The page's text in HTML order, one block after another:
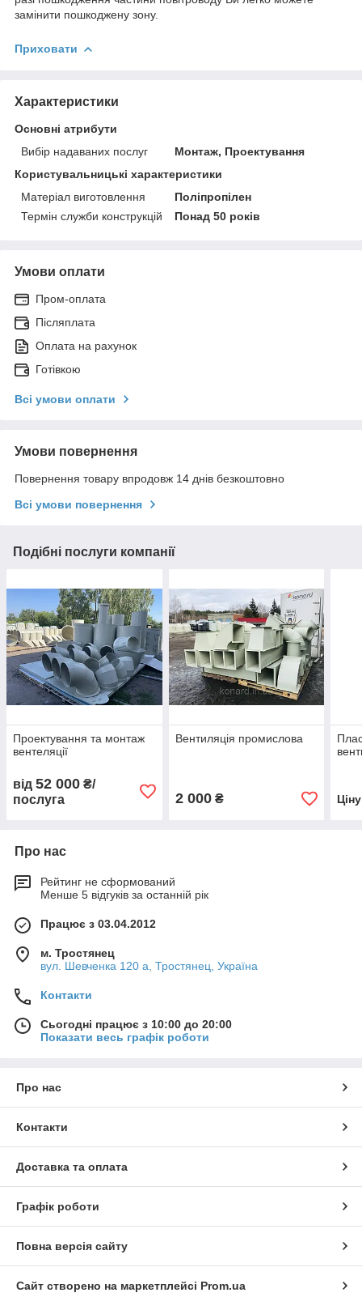
замінити пошкоджену зону.
Приховати
Характеристики
Основні атрибути
Вибір надаваних послуг
Монтаж, Проектування
Користувальницькі характеристики
Матеріал виготовлення
Поліпропілен
Термін служби конструкцій
Понад 50 років
Умови оплати
Пром-оплата
Післяплата
Оплата на рахунок
Готівкою
Всі умови оплати
Умови повернення
Повернення товару впродовж 14 днів безкоштовно
Всі умови повернення
Подібні послуги компанії
Проектування та монтаж
вентеляції
від 52 000 ₴/
послуга
Вентиляція промислова
2 000₴
Про нас
Рейтинг не сформований
Менше 5 відгуків за останній рік
Працює з 03.04.2012
м. Тростянец
вул. Шевченка 120 а, Тростянец, Україна
Контакти
Сьогодні працює з 10:00 до 20:00
Показати весь графік роботи
Про нас
Контакти
Доставка та оплата
Графік роботи
Повна версія сайту
Сайт створено на маркетплейсі Prom.ua